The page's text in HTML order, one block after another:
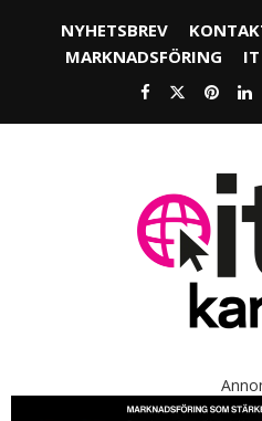
NYHETSBREV
MARKNADSFÖRING